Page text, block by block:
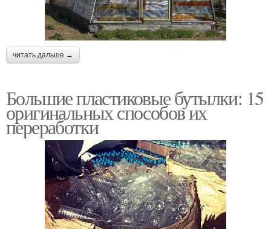
читать дальше →
Большие пластиковые бутылки: 15
оригинальных способов их
переработки